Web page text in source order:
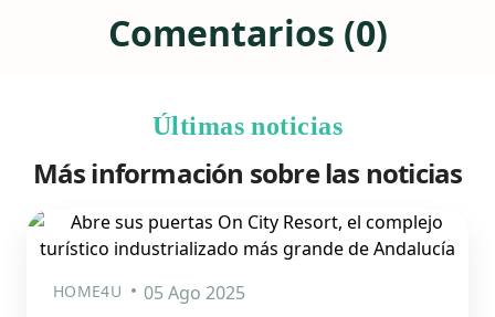
Comentarios (0)
Últimas noticias
Más información sobre las noticias
HOME4U 05 Ago 2025